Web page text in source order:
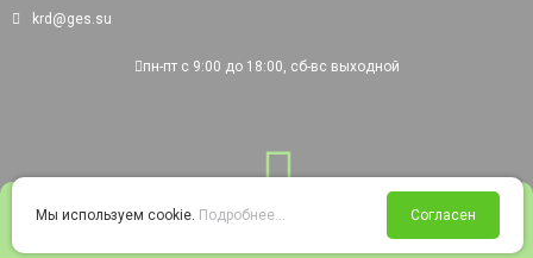
Войти Избранное Корзина
krd@ges.su
пн-пт с 9:00 до 18:00, сб-вс выходной
Мы используем cookie. Подробнее... Согласен